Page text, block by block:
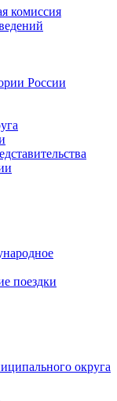
комиссия
России
поездки
округа